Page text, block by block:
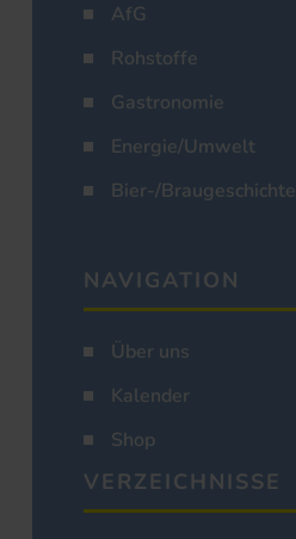
AfG
Rohstoffe
Gastronomie
Energie/Umwelt
Bier-/Braugeschichte
NAVIGATION
Über uns
Kalender
Shop
VERZEICHNISSE